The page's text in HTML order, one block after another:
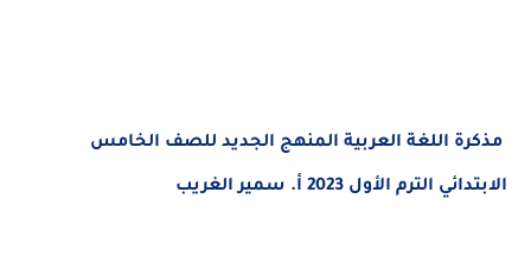
مذكرة اللغة العربية المنهج الجديد للصف الخامس
الابتدائي الترم الأول 2023 أ. سمير الغريب